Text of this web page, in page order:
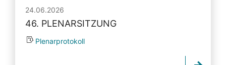
24.06.2026
46. PLENARSITZUNG
Plenarprotokoll